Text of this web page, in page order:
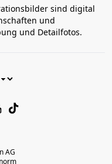
sind digital
und
und Detailfotos.
AG